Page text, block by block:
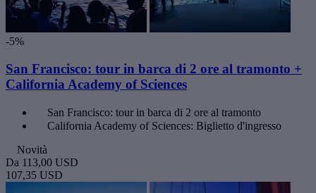
-5%
San Francisco: tour in barca di 2 ore al tramonto +
California Academy of Sciences
San Francisco: tour in barca di 2 ore al tramonto
California Academy of Sciences: Biglietto d'ingresso
Novità
Da 113,00 USD
107,35 USD